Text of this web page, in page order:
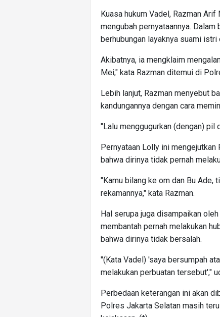
Kuasa hukum Vadel, Razman
mengubah pernyataannya.
berhubungan layaknya suami
Akibatnya, ia mengklaim
Mei," kata Razman ditemui di
Lebih lanjut, Razman menyebut
kandungannya dengan cara
"Lalu menggugurkan (dengan) pil
Pernyataan Lolly ini
bahwa dirinya tidak pernah
"Kamu bilang ke om dan Bu Ade,
rekamannya," kata Razman.
Hal serupa juga disampaikan
membantah pernah melakukan
bahwa dirinya tidak bersalah.
"(Kata Vadel) 'saya bersumpah
melakukan perbuatan tersebut',"
Perbedaan keterangan ini akan
Polres Jakarta Selatan masih